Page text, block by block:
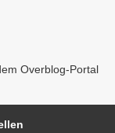
Overblog-Portal